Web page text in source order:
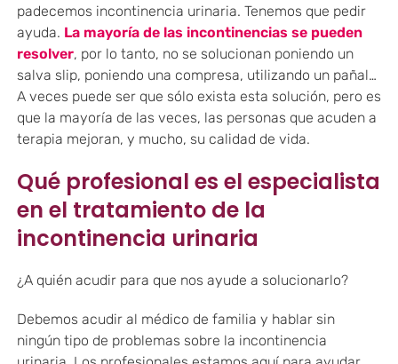
padecemos incontinencia urinaria. Tenemos que pedir
ayuda. La mayoría de las incontinencias se pueden
resolver, por lo tanto, no se solucionan poniendo un
salva slip, poniendo una compresa, utilizando un pañal…
A veces puede ser que sólo exista esta solución, pero es
que la mayoría de las veces, las personas que acuden a
terapia mejoran, y mucho, su calidad de vida.
Qué profesional es el especialista
en el tratamiento de la
incontinencia urinaria
¿A quién acudir para que nos ayude a solucionarlo?
Debemos acudir al médico de familia y hablar sin
ningún tipo de problemas sobre la incontinencia